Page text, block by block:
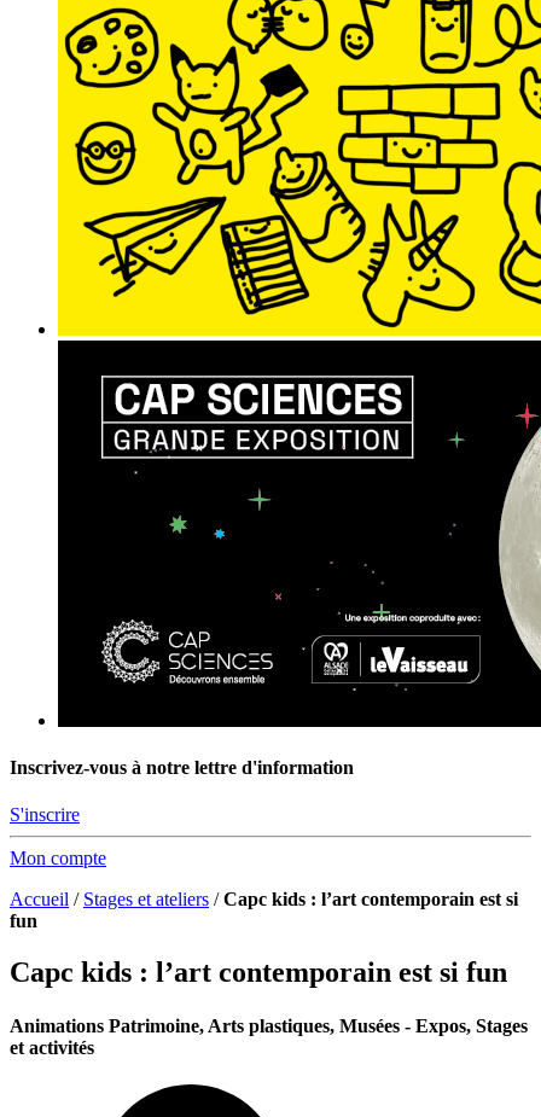
Inscrivez-vous à notre lettre d'information
S'inscrire
Mon compte
Accueil / Stages et ateliers /Capc kids : l’art contemporain est si
fun
Capc kids : l’art contemporain est si fun
Animations Patrimoine, Arts plastiques, Musées - Expos, Stages
et activités